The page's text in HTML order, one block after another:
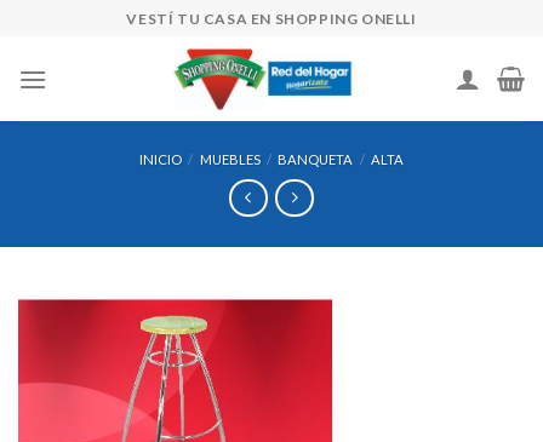
content
VESTÍ TU CASA EN SHOPPING ONELLI
INICIO / MUEBLES / BANQUETA / ALTA